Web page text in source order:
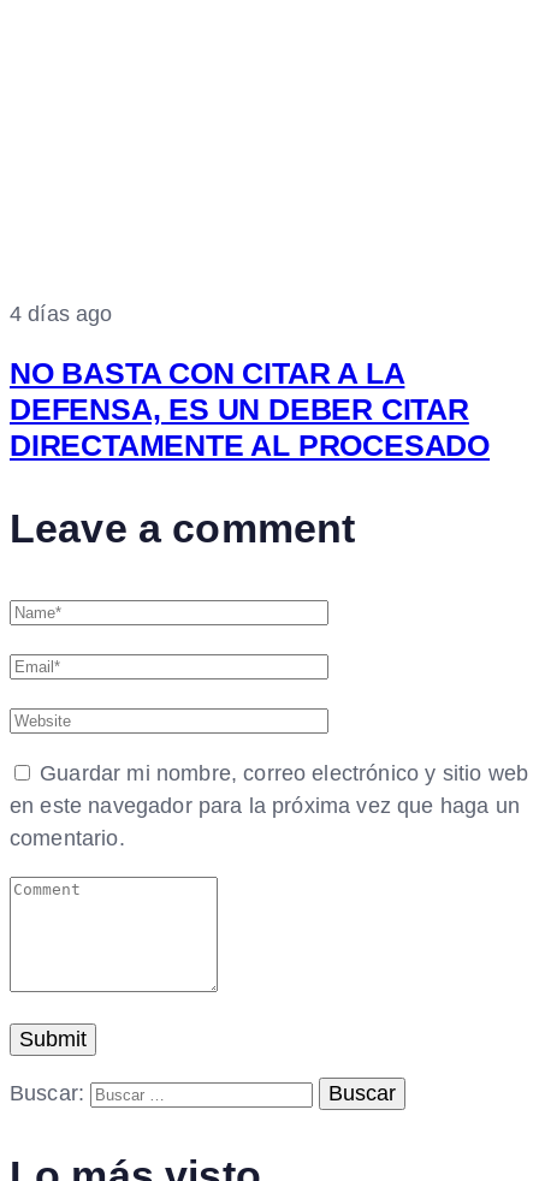
4 días ago
NO BASTA CON CITAR A LA
DEFENSA, ES UN DEBER CITAR
DIRECTAMENTE AL PROCESADO
Leave a comment
Guardar mi nombre, correo electrónico y sitio web
en este navegador para la próxima vez que haga un
comentario.
Buscar: